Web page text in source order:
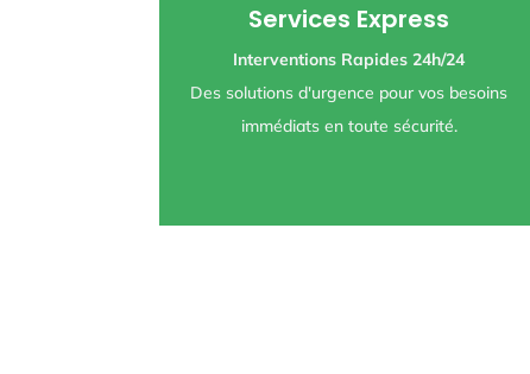
Services Express
Interventions Rapides 24h/24
Des solutions d'urgence pour vos besoins
immédiats en toute sécurité.
Mise en sécurité
Petite maçonnerie
Plomberie
Électricité générale